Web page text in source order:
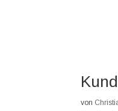
von